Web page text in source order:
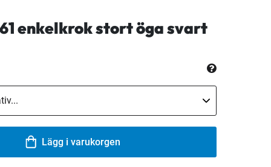
enkelkrok stort öga svart
Lägg i varukorgen